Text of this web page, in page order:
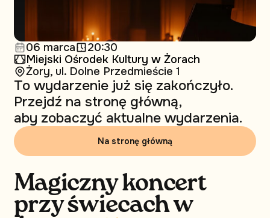
06 marca
20:30
Miejski Ośrodek Kultury w Żorach
Żory, ul. Dolne Przedmieście 1
To wydarzenie już się zakończyło.
Przejdź na stronę główną,
aby zobaczyć aktualne wydarzenia.
Na stronę główną
Magiczny koncert
przy świecach w